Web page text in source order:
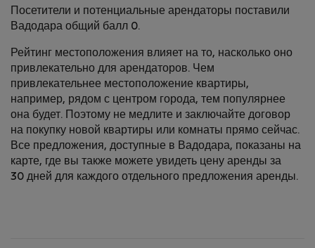
Посетители и потенциальные арендаторы поставили
Вадодара общий балл 0.
Рейтинг местоположения влияет на то, насколько оно
привлекательно для арендаторов. Чем
привлекательнее местоположение квартиры,
например, рядом с центром города, тем популярнее
она будет. Поэтому не медлите и заключайте договор
на покупку новой квартиры или комнаты прямо сейчас.
Все предложения, доступные в Вадодара, показаны на
карте, где вы также можете увидеть цену аренды за
30 дней для каждого отдельного предложения аренды.